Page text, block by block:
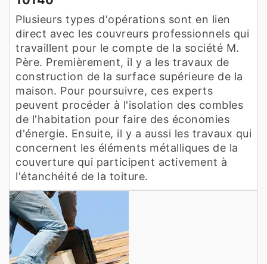
Plusieurs types d'opérations sont en lien
direct avec les couvreurs professionnels qui
travaillent pour le compte de la société M.
Père. Premièrement, il y a les travaux de
construction de la surface supérieure de la
maison. Pour poursuivre, ces experts
peuvent procéder à l'isolation des combles
de l'habitation pour faire des économies
d'énergie. Ensuite, il y a aussi les travaux qui
concernent les éléments métalliques de la
couverture qui participent activement à
l'étanchéité de la toiture.